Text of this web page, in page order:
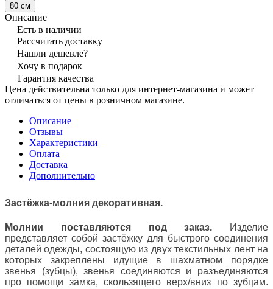
80 см
Описание
Есть в наличии
Рассчитать доставку
Нашли дешевле?
Хочу в подарок
Гарантия качества
Цена действительна только для интернет-магазина и может
отличаться от цены в розничном магазине.
Описание
Отзывы
Характеристики
Оплата
Доставка
Дополнительно
Застёжка-молния декоративная.
Молнии поставляются под заказ. Изделие
представляет собой застёжку для быстрого соединения
деталей одежды, состоящую из двух текстильных лент на
которых закреплены идущие в шахматном порядке
звенья (зубцы), звенья соединяются и разъединяются
про помощи замка, скользящего верх/вниз по зубцам.